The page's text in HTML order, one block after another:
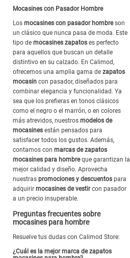
Mocasines con Pasador Hombre
Los mocasines con pasador hombreson
un clásico que nunca pasa de moda. Este
tipo de mocasines zapatos es perfecto
para aquellos que buscan un detalle
distintivo en su calzado. En Calimod,
ofrecemos una amplia gama de zapatos
mocasin con pasador, diseñados para
combinar elegancia y funcionalidad. Ya
sea que los prefieras en tonos clásicos
como el negro o el marrón, o en colores
más atrevidos, nuestros modelos de
mocasines están pensados para
satisfacer todos los gustos. Además,
contamos con marcas de zapatos
mocasines para hombreque garantizan la
mejor calidad y diseño. Aprovecha
nuestras promociones y descuentos para
adquirir mocasines de vestircon pasador
a un precio insuperable.
Preguntas frecuentes sobre
mocasines para hombre
Resuelve tus dudas con Calimod Store:
¿Cuál es la mejor marca de zapatos